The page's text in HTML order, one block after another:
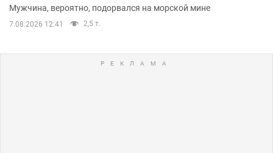
Мужчина, вероятно, подорвался на морской мине
7.08.2026 12:41 2,5 т.